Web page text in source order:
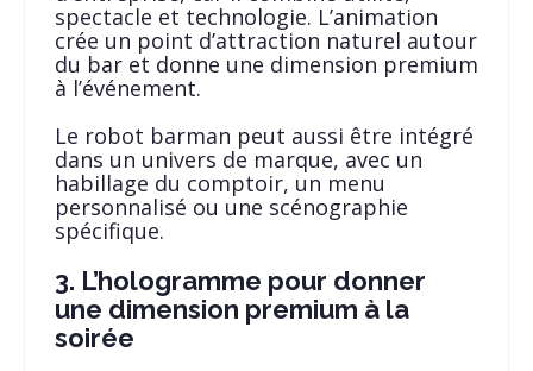
spectacle et technologie. L’animation
crée un point d’attraction naturel autour
du bar et donne une dimension premium
à l’événement.
Le robot barman peut aussi être intégré
dans un univers de marque, avec un
habillage du comptoir, un menu
personnalisé ou une scénographie
spécifique.
3. L’hologramme pour donner
une dimension premium à la
soirée